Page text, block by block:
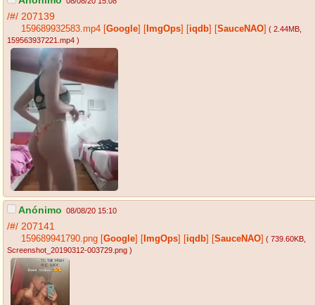
/#/ 207139
159689932583.mp4 [Google] [ ImgOps] [iqdb] [SauceNAO] ( 2.44MB
159563937221.mp4 )
Anónimo 08/08/20 15:10
/#/ 207141
159689941790.png [Google] [ ImgOps] [iqdb] [SauceNAO] ( 739.60KB
Screenshot_20190312-003729.png )